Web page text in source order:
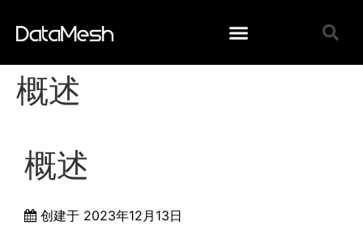
概述
概述
创建于 2023年12月13日